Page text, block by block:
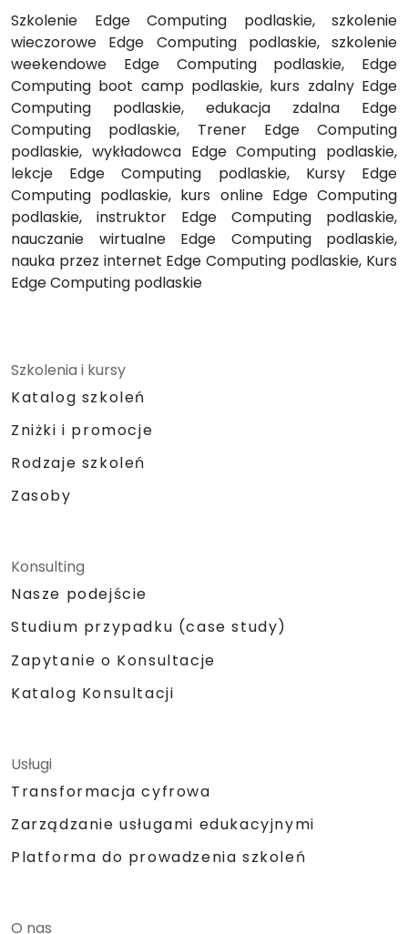
Szkolenie Edge Computing podlaskie, szkolenie
wieczorowe Edge Computing podlaskie, szkolenie
weekendowe Edge Computing podlaskie, Edge
Computing boot camp podlaskie, kurs zdalny Edge
Computing podlaskie, edukacja zdalna Edge
Computing podlaskie, Trener Edge Computing
podlaskie, wykładowca Edge Computing podlaskie,
lekcje Edge Computing podlaskie, Kursy Edge
Computing podlaskie, kurs online Edge Computing
podlaskie, instruktor Edge Computing podlaskie,
nauczanie wirtualne Edge Computing podlaskie,
nauka przez internet Edge Computing podlaskie, Kurs
Edge Computing podlaskie
Szkolenia i kursy
Katalog szkoleń
Zniżki i promocje
Rodzaje szkoleń
Zasoby
Konsulting
Nasze podejście
Studium przypadku (case study)
Zapytanie o Konsultacje
Katalog Konsultacji
Usługi
Transformacja cyfrowa
Zarządzanie usługami edukacyjnymi
Platforma do prowadzenia szkoleń
O nas